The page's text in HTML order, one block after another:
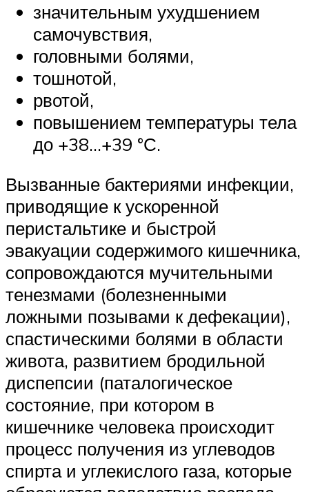
значительным ухудшением
самочувствия,
головными болями,
тошнотой,
рвотой,
повышением температуры тела
до +38…+39 °С.
Вызванные бактериями инфекции,
приводящие к ускоренной
перистальтике и быстрой
эвакуации содержимого кишечника,
сопровождаются мучительными
тенезмами (болезненными
ложными позывами к дефекации),
спастическими болями в области
живота, развитием бродильной
диспепсии (паталогическое
состояние, при котором в
кишечнике человека происходит
процесс получения из углеводов
спирта и углекислого газа, которые